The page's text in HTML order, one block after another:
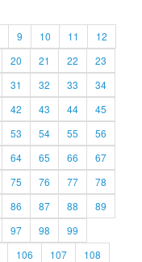
9 10 11
12
20 21 22
23
31 32 33
34
42 43 44
45
53 54 55
56
64 65 66
67
75 76 77
78
86 87 88
89
97 98
99
106 107
108